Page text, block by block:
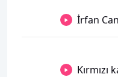
İrfan